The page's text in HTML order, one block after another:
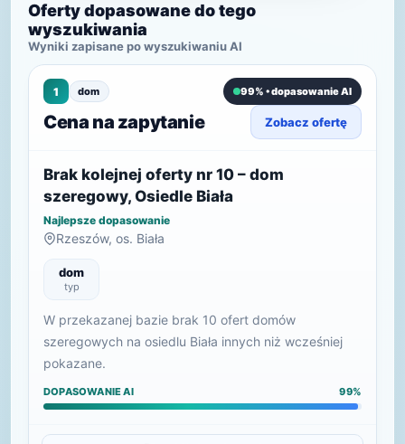
Oferty dopasowane do tego
wyszukiwania
Wyniki zapisane po wyszukiwaniu AI
1 dom 99% • dopasowanie AI
Cena na zapytanie Zobacz ofertę
Brak kolejnej oferty nr 10 – dom
szeregowy, Osiedle Biała
Najlepsze dopasowanie
Rzeszów, os. Biała
dom
typ
W przekazanej bazie brak 10 ofert domów
szeregowych na osiedlu Biała innych niż wcześniej
pokazane.
DOPASOWANIE AI 99%